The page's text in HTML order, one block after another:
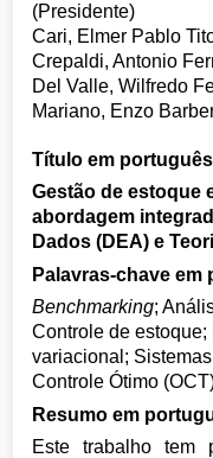
(Presidente)
Cari, Elmer Pablo
Crepaldi, Antonio
Del Valle, Wilfredo
Mariano, Enzo
Título em português
Gestão de estoque
abordagem
Dados (DEA) e
Palavras-chave em
Benchmarking;
Controle de
variacional;
Controle Ótimo
Resumo em
Este trabalho tem